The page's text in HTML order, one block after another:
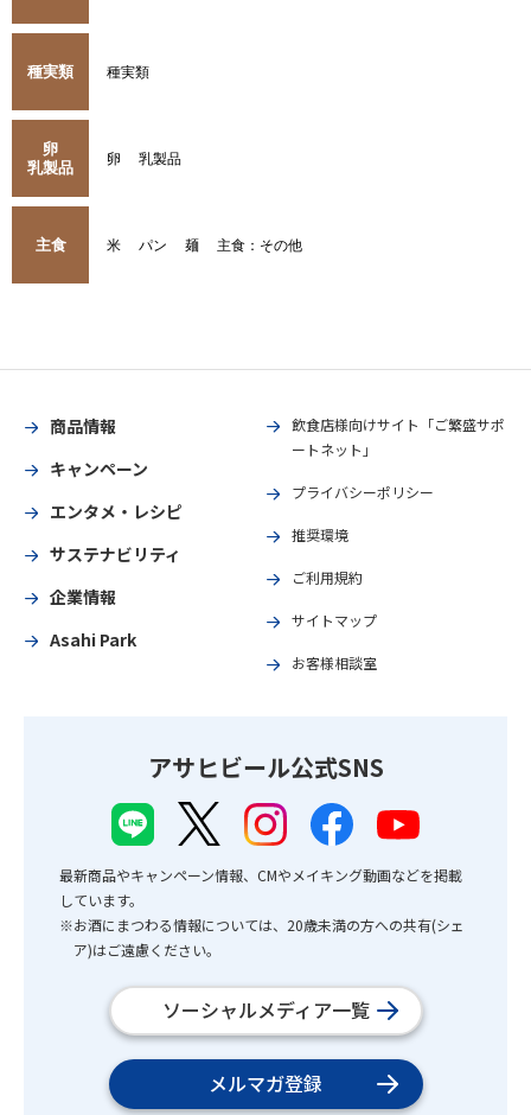
種実類 種実類
卵
乳製品
卵 乳製品
主食 米 パン 麺 主食：その他
商品情報
キャンペーン
エンタメ・レシピ
サステナビリティ
企業情報
Asahi Park
飲食店様向けサイト「ご繁盛サポ
ートネット」
プライバシーポリシー
推奨環境
ご利用規約
サイトマップ
お客様相談室
アサヒビール公式SNS
最新商品やキャンペーン情報、CMやメイキング動画などを掲載
しています。
※お酒にまつわる情報については、20歳未満の方への共有(シェ
ア)はご遠慮ください。
ソーシャルメディア一覧
メルマガ登録